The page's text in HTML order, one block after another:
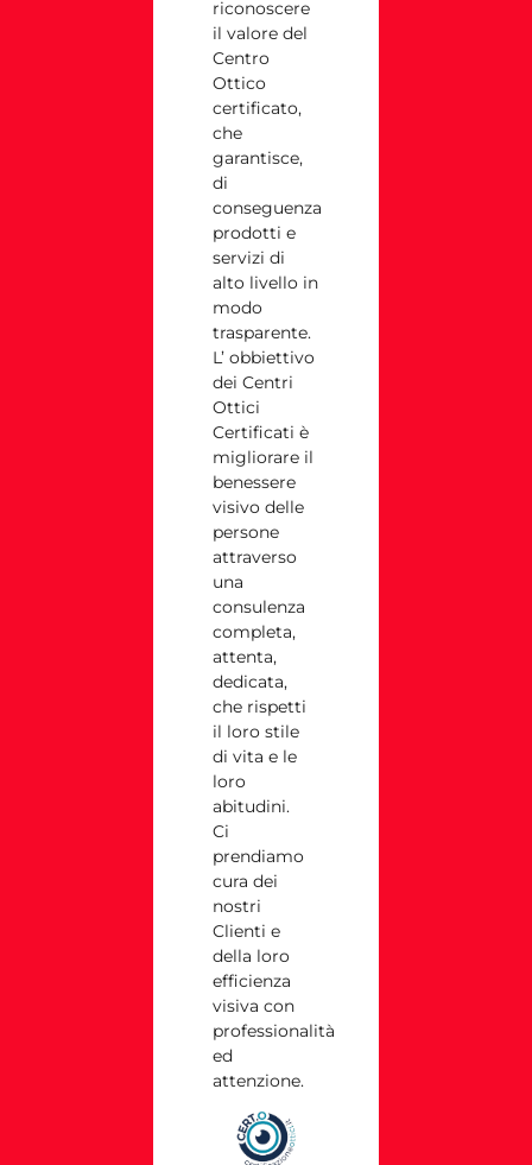
riconoscere
il valore del
Centro
Ottico
certificato,
che
garantisce,
di
conseguenza
prodotti e
servizi di
alto livello in
modo
trasparente.
L’ obbiettivo
dei Centri
Ottici
Certificati è
migliorare il
benessere
visivo delle
persone
attraverso
una
consulenza
completa,
attenta,
dedicata,
che rispetti
il loro stile
di vita e le
loro
abitudini.
Ci
prendiamo
cura dei
nostri
Clienti e
della loro
efficienza
visiva con
professionalità
ed
attenzione.